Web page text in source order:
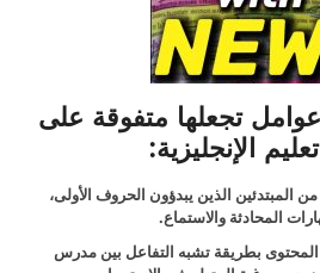
عوامل تجعلها متفوقة على
الإنجليزية:
المبتدئين الذين يبدؤون الحروف الأولى،
المحادثة والاستماع.
بطريقة تشبه التفاعل بين مدرس